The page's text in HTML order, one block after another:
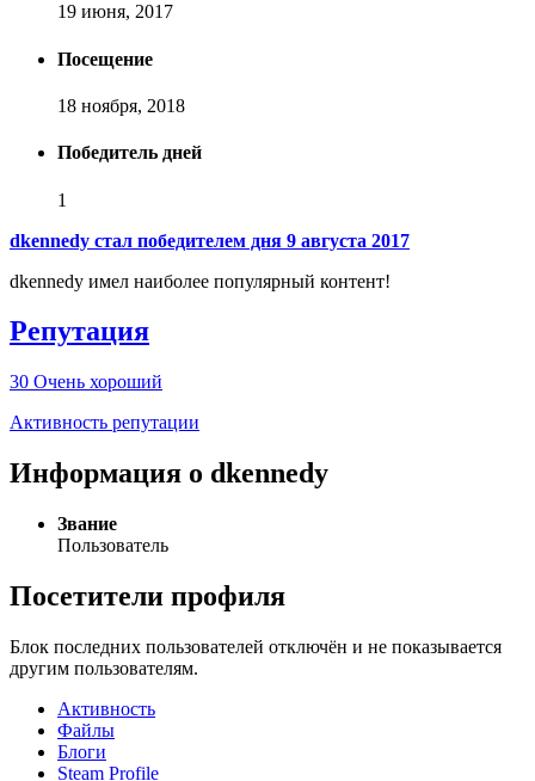
19 июня, 2017
Посещение
18 ноября, 2018
Победитель дней
1
dkennedy стал победителем дня 9 августа 2017
dkennedy имел наиболее популярный контент!
Репутация
30 Очень хороший
Активность репутации
Информация о dkennedy
Звание
Пользователь
Посетители профиля
Блок последних пользователей отключён и не показывается
другим пользователям.
Активность
Файлы
Блоги
Steam Profile